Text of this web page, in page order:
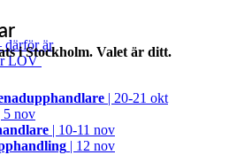
därför är
LOV
i Stockholm. Valet är ditt.
| 20-21 okt
5 nov
| 10-11 nov
| 12 nov